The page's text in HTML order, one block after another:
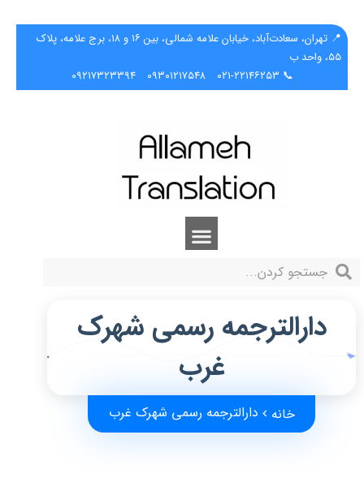
📍 تهران، سعادت‌آباد، خیابان علامه شمالی، بین ۱۶ و ۱۸، برج علامه، پلاک
۵۵، واحد ب
📞 ۰۲۱-۲۲۱۴۶۲۵۳
۰۹۳۰۱۲۱۷۵۴۸ ۰۹۲۱۷۳۲۳۳۹۴
دارالترجمه رسمی شهرک
غرب
خانه دارالترجمه رسمی شهرک غرب